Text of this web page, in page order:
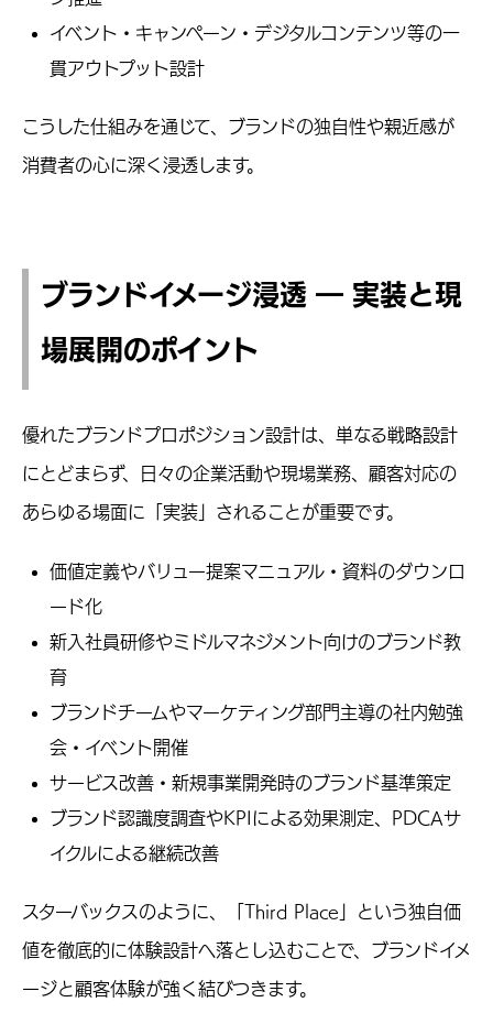
イベント・キャンペーン・デジタルコンテンツ等の一
貫アウトプット設計
こうした仕組みを通じて、ブランドの独自性や親近感が
消費者の心に深く浸透します。
ブランドイメージ浸透 ― 実装と現
場展開のポイント
優れたブランドプロポジション設計は、単なる戦略設計
にとどまらず、日々の企業活動や現場業務、顧客対応の
あらゆる場面に「実装」されることが重要です。
価値定義やバリュー提案マニュアル・資料のダウンロ
ード化
新入社員研修やミドルマネジメント向けのブランド教
育
ブランドチームやマーケティング部門主導の社内勉強
会・イベント開催
サービス改善・新規事業開発時のブランド基準策定
ブランド認識度調査やKPIによる効果測定、PDCAサ
イクルによる継続改善
スターバックスのように、「Third Place」という独自価
値を徹底的に体験設計へ落とし込むことで、ブランドイメ
ージと顧客体験が強く結びつきます。